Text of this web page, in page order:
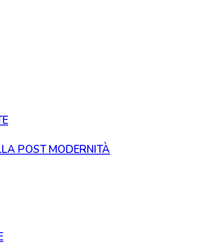
POST MODERNITÀ